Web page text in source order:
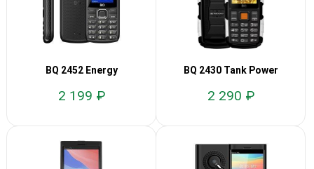
BQ 2452 Energy
2 199 ₽
BQ 2430 Tank Power
2 290 ₽